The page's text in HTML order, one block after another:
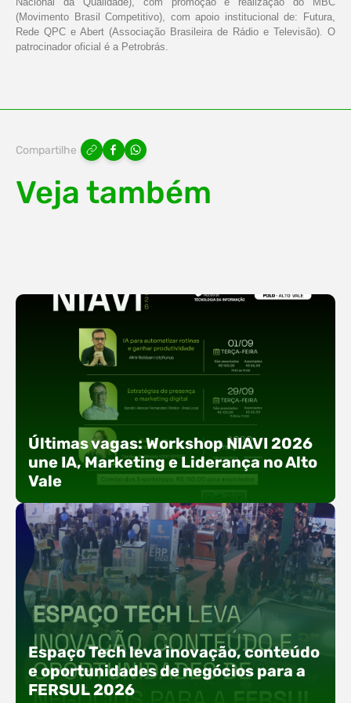
(Movimento Brasil Competitivo), com apoio institucional de: Futura,
Rede QPC e Abert (Associação Brasileira de Rádio e Televisão). O
patrocinador oficial é a Petrobrás.
Compartilhe
Veja também
Últimas vagas: Workshop NIAVI 2026
une IA, Marketing e Liderança no Alto
Vale
Com o objetivo de impulsionar a produtividade, a
presença digital e a gestão nas empresas do
Alto Vale, o Núcleo de Tecnologia da Informação
(NIAVI), Polo ACATE-ACIRS, realiza a edição
2026 do Workshop NIAVI. O evento foi
Espaço Tech leva inovação, conteúdo
e oportunidades de negócios para a
FERSUL 2026